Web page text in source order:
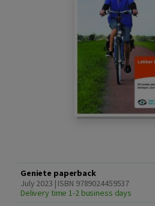
Geniete paperback
July 2023 | ISBN 9789024459537
Delivery time 1-2 business days